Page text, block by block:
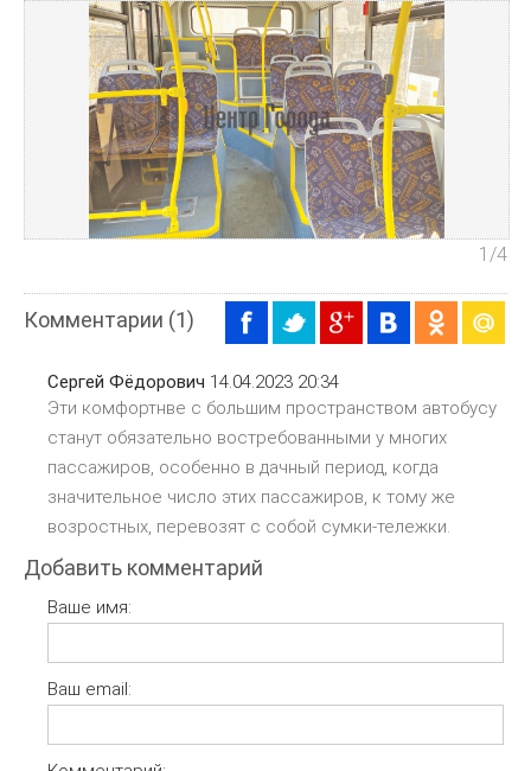
1 /4
Комментарии (1)
Сергей Фëдорович 14.04.2023 20:34
Эти комфортнве с большим пространством автобусу
станут обязательно востребованными у многих
пассажиров, особенно в дачный период, когда
значительное число этих пассажиров, к тому же
возростных, перевозят с собой сумки-тележки.
Добавить комментарий
Ваше имя:
Ваш email: